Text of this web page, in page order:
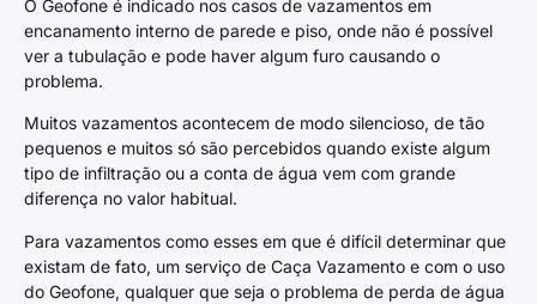
O Geofone é indicado nos casos de vazamentos em
encanamento interno de parede e piso, onde não é possível
ver a tubulação e pode haver algum furo causando o
problema.
Muitos vazamentos acontecem de modo silencioso, de tão
pequenos e muitos só são percebidos quando existe algum
tipo de infiltração ou a conta de água vem com grande
diferença no valor habitual.
Para vazamentos como esses em que é difícil determinar que
existam de fato, um serviço de Caça Vazamento e com o uso
do Geofone, qualquer que seja o problema de perda de água